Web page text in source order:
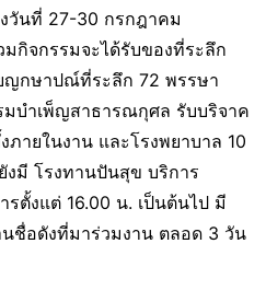
วันที่ 27-30 กรกฎาคม
กิจกรรมจะได้รับของที่ระลึก
ญกษาปณ์ที่ระลึก 72 พรรษา
บำเพ็ญสาธารณกุศล รับบริจาค
ายในงาน และโรงพยาบาล 10
งมี โรงทานปันสุข บริการ
รตั้งแต่ 16.00 น. เป็นต้นไป มี
ชื่อดังที่มาร่วมงาน ตลอด 3 วัน